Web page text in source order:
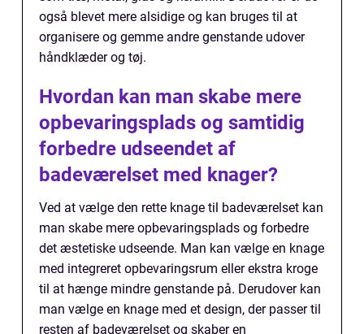
også blevet mere alsidige og kan bruges til at
organisere og gemme andre genstande udover
håndklæder og tøj.
Hvordan kan man skabe mere
opbevaringsplads og samtidig
forbedre udseendet af
badeværelset med knager?
Ved at vælge den rette knage til badeværelset kan
man skabe mere opbevaringsplads og forbedre
det æstetiske udseende. Man kan vælge en knage
med integreret opbevaringsrum eller ekstra kroge
til at hænge mindre genstande på. Derudover kan
man vælge en knage med et design, der passer til
resten af badeværelset og skaber en